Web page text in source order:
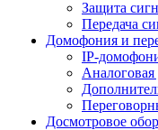
Защита
Передача
Домофония и
IP-
Досмотровое